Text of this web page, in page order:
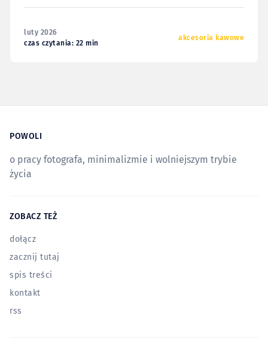
luty 2026
czas czytania: 22 min
akcesoria kawowe
POWOLI
o pracy fotografa, minimalizmie i wolniejszym trybie
życia
ZOBACZ TEŻ
dołącz
zacznij tutaj
spis treści
kontakt
rss